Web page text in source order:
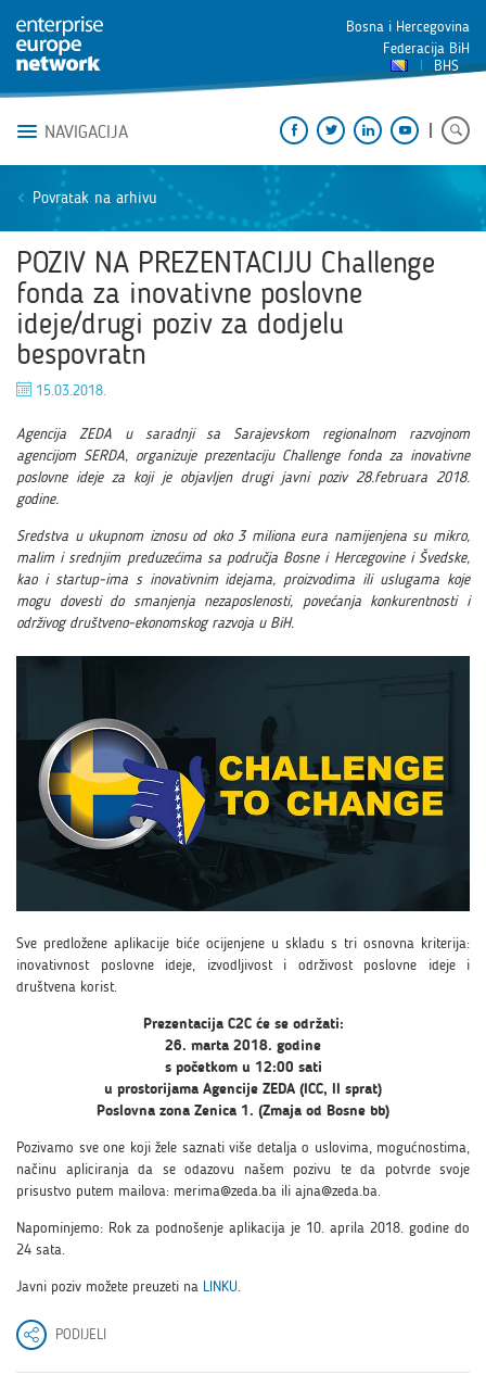
Bosna i Hercegovina
Federacija BiH
BHS
NAVIGACIJA
Povratak na arhivu
POZIV NA PREZENTACIJU Challenge
fonda za inovativne poslovne
ideje/drugi poziv za dodjelu
bespovratn
15.03.2018.
Agencija ZEDA u saradnji sa Sarajevskom regionalnom razvojnom
agencijom SERDA, organizuje prezentaciju Challenge fonda za inovativne
poslovne ideje za koji je objavljen drugi javni poziv 28.februara 2018.
godine.
Sredstva u ukupnom iznosu od oko 3 miliona eura namijenjena su mikro,
malim i srednjim preduzećima sa područja Bosne i Hercegovine i Švedske,
kao i startup-ima s inovativnim idejama, proizvodima ili uslugama koje
mogu dovesti do smanjenja nezaposlenosti, povećanja konkurentnosti i
održivog društveno-ekonomskog razvoja u BiH.
Sve predložene aplikacije biće ocijenjene u skladu s tri osnovna kriterija:
inovativnost poslovne ideje, izvodljivost i održivost poslovne ideje i
društvena korist.
Prezentacija C2C će se održati:
26. marta 2018. godine
s početkom u 12:00 sati
u prostorijama Agencije ZEDA (ICC, II sprat)
Poslovna zona Zenica 1. (Zmaja od Bosne bb)
Pozivamo sve one koji žele saznati više detalja o uslovima, mogućnostima,
načinu apliciranja da se odazovu našem pozivu te da potvrde svoje
prisustvo putem mailova: merima@zeda.ba ili ajna@zeda.ba.
Napominjemo: Rok za podnošenje aplikacija je 10. aprila 2018. godine do
24 sata.
Javni poziv možete preuzeti na LINKU.
PODIJELI